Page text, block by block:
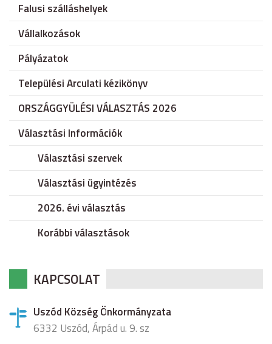
Falusi szálláshelyek
Vállalkozások
Pályázatok
Települési Arculati kézikönyv
ORSZÁGGYÜLÉSI VÁLASZTÁS 2026
Választási Információk
Választási szervek
Választási ügyintézés
2026. évi választás
Korábbi választások
KAPCSOLAT
Uszód Község Önkormányzata
6332 Uszód, Árpád u. 9. sz